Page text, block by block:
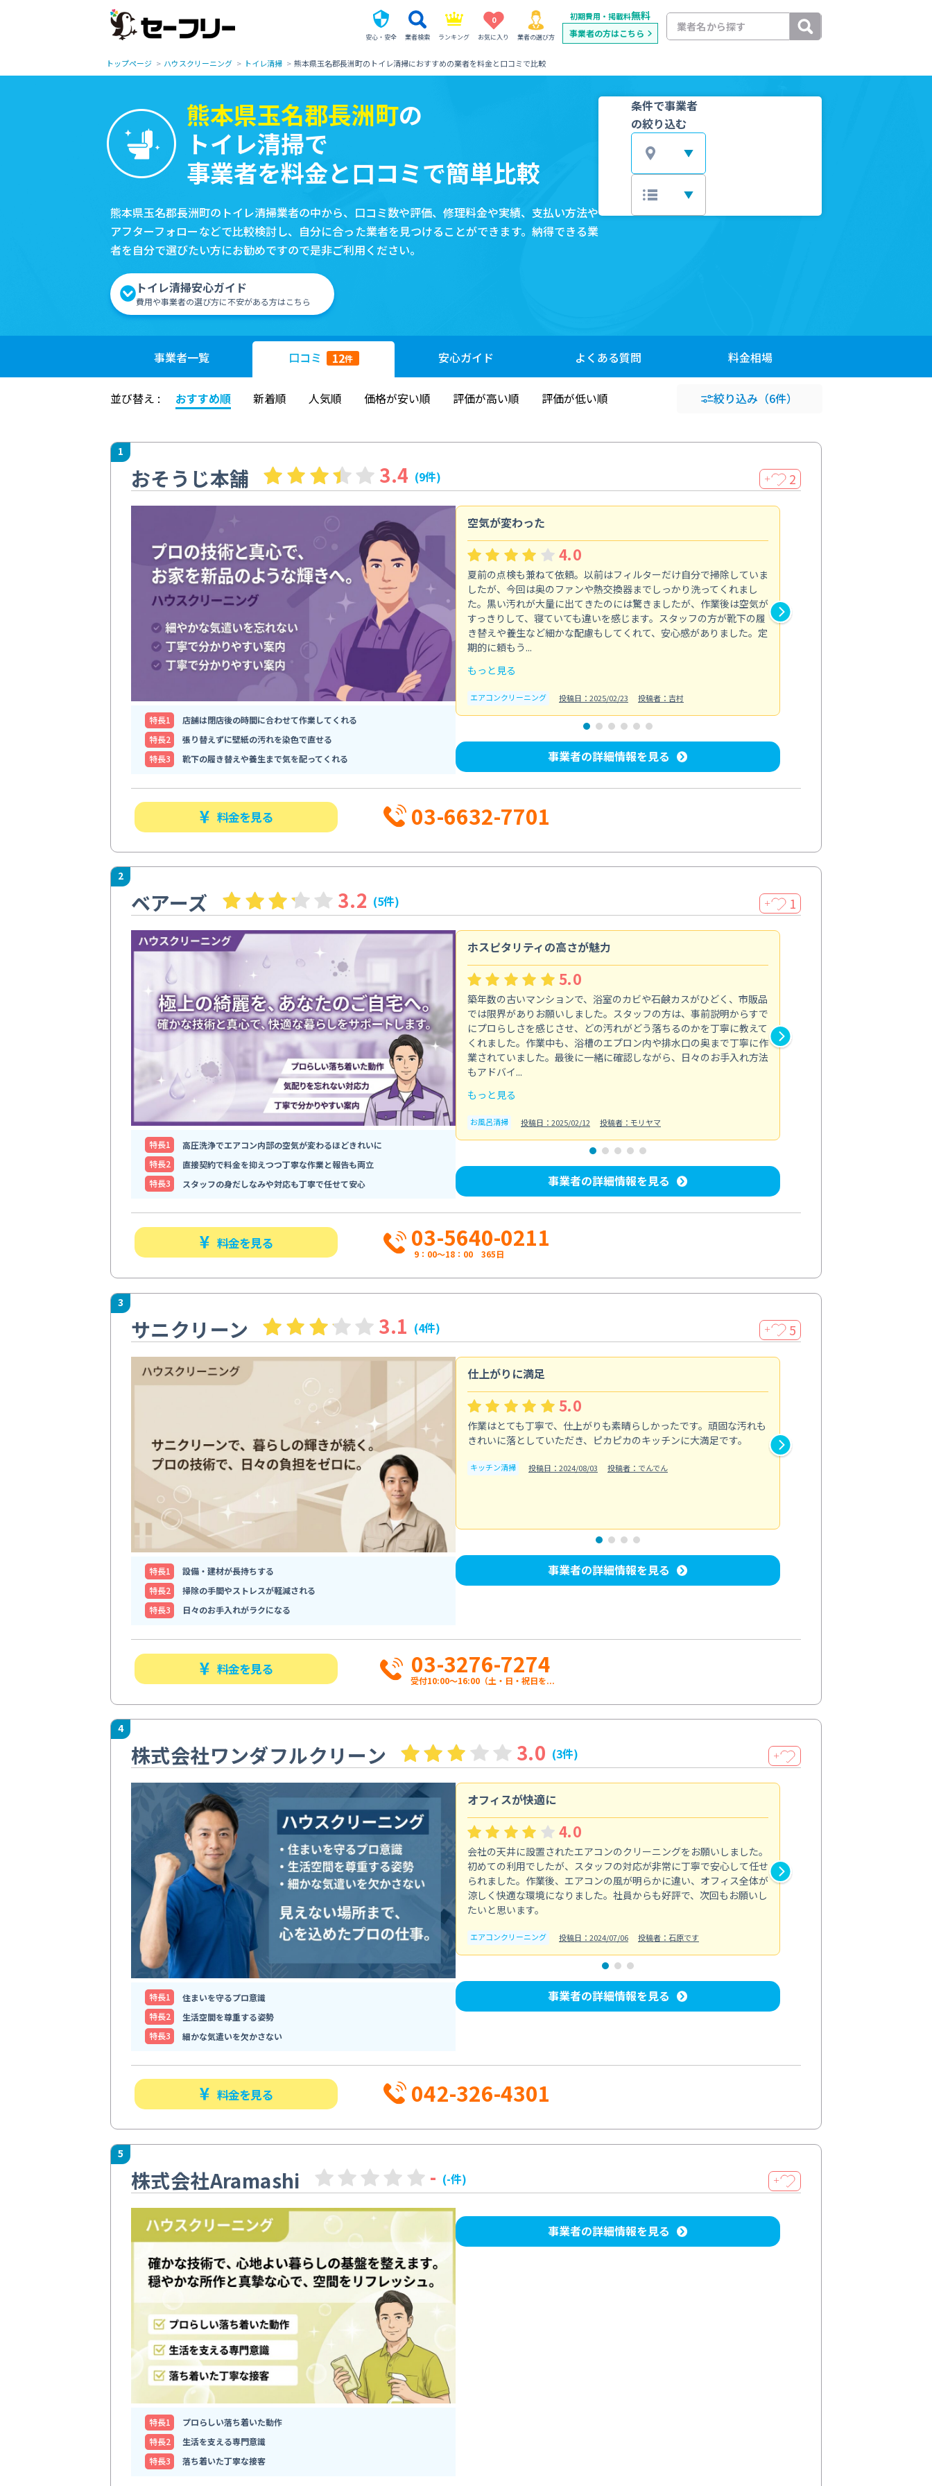
安心・安全 業者検索 ランキング
0
お気に入り 業者の選び方
初期費用・掲載料無料
事業者の方はこちら
トップページ ハウスクリーニング トイレ清掃 熊本県玉名郡長洲町のトイレ清掃におすすめの業者を料金と口コミで比較
熊本県玉名郡長洲町の
トイレ清掃で
事業者を料金と口コミで簡単比較
熊本県玉名郡長洲町のトイレ清掃業者の中から、口コミ数や評価、修理料金や実績、支払い方法や
アフターフォローなどで比較検討し、自分に合った業者を見つけることができます。納得できる業
者を自分で選びたい方にお勧めですので是非ご利用ください。
トイレ清掃安心ガイド
費用や事業者の選び方に不安がある方はこちら
条件で事業者
の絞り込む
事業者一覧 口コミ 12件 安心ガイド よくある質問 料金相場
並び替え : おすすめ順 新着順 人気順 価格が安い順 評価が高い順 評価が低い順 絞り込み （6件）
1
おそうじ本舗 3.4 (9件) ＋ 2
特⻑1
店舗は閉店後の時間に合わせて作業してくれる
特⻑2
張り替えずに壁紙の汚れを染色で直せる
特⻑3
靴下の履き替えや養生まで気を配ってくれる
空気が変わった
4.0
夏前の点検も兼ねて依頼。以前はフィルターだけ自分で掃除していま
したが、今回は奥のファンや熱交換器までしっかり洗ってくれまし
た。黒い汚れが大量に出てきたのには驚きましたが、作業後は空気が
すっきりして、寝ていても違いを感じます。スタッフの方が靴下の履
き替えや養生など細かな配慮もしてくれて、安心感がありました。定
期的に頼もう...
もっと見る
エアコンクリーニング 投稿日：2025/02/23 投稿者：吉村
事業者の詳細情報を見る
料金を見る 03-6632-7701
2
ベアーズ 3.2 (5件) ＋ 1
特⻑1
高圧洗浄でエアコン内部の空気が変わるほどきれいに
特⻑2
直接契約で料金を抑えつつ丁寧な作業と報告も両立
特⻑3
スタッフの身だしなみや対応も丁寧で任せて安心
ホスピタリティの高さが魅力
5.0
築年数の古いマンションで、浴室のカビや石鹸カスがひどく、市販品
では限界がありお願いしました。スタッフの方は、事前説明からすで
にプロらしさを感じさせ、どの汚れがどう落ちるのかを丁寧に教えて
くれました。作業中も、浴槽のエプロン内や排水口の奥まで丁寧に作
業されていました。最後に一緒に確認しながら、日々のお手入れ方法
もアドバイ...
もっと見る
お風呂清掃 投稿日：2025/02/12 投稿者：モリヤマ
事業者の詳細情報を見る
料金を見る 03-5640-0211
9：00～18：00 365日
3
サニクリーン 3.1 (4件) ＋ 5
特⻑1
設備・建材が長持ちする
特⻑2
掃除の手間やストレスが軽減される
特⻑3
日々のお手入れがラクになる
仕上がりに満足
5.0
作業はとても丁寧で、仕上がりも素晴らしかったです。頑固な汚れも
きれいに落としていただき、ピカピカのキッチンに大満足です。
キッチン清掃 投稿日：2024/08/03 投稿者：でんでん
事業者の詳細情報を見る
料金を見る 03-3276-7274
受付10:00〜16:00（土・日・祝日を...
4
株式会社ワンダフルクリーン 3.0 (3件) ＋
特⻑1
住まいを守るプロ意識
特⻑2
生活空間を尊重する姿勢
特⻑3
細かな気遣いを欠かさない
オフィスが快適に
4.0
会社の天井に設置されたエアコンのクリーニングをお願いしました。
初めての利用でしたが、スタッフの対応が非常に丁寧で安心して任せ
られました。作業後、エアコンの風が明らかに違い、オフィス全体が
涼しく快適な環境になりました。社員からも好評で、次回もお願いし
たいと思います。
エアコンクリーニング 投稿日：2024/07/06 投稿者：石原です
事業者の詳細情報を見る
料金を見る 042-326-4301
5
株式会社Aramashi - (-件) ＋
特⻑1
プロらしい落ち着いた動作
特⻑2
生活を支える専門意識
特⻑3
落ち着いた丁寧な接客
事業者の詳細情報を見る